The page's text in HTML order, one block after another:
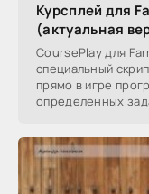
Курсплей для
(актуальная
CoursePlay для
специальный
прямо в игре
определенных